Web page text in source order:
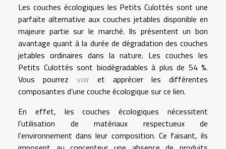
Les couches écologiques les Petits Culottés sont une
parfaite alternative aux couches jetables disponible en
majeure partie sur le marché. Ils présentent un bon
avantage quant à la durée de dégradation des couches
jetables ordinaires dans la nature. Les couches les
Petits Culottés sont biodégradables à plus de 54 %.
Vous pourrez voir et apprécier les différentes
composantes d’une couche écologique sur ce lien.
En effet, les couches écologiques nécessitent
l’utilisation de matériaux respectueux de
l’environnement dans leur composition. Ce faisant, ils